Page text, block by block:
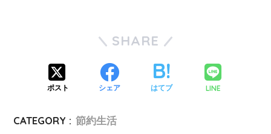
SHARE
ポスト シェア はてブ LINE
CATEGORY : 節約生活